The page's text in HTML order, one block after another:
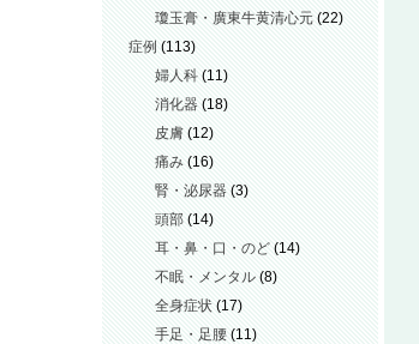
瓊玉膏・廣東牛黄清心元(22)
症例 (113)
婦人科(11)
消化器(18)
皮膚(12)
痛み(16)
腎・泌尿器(3)
頭部(14)
耳・鼻・口・のど(14)
不眠・メンタル(8)
全身症状(17)
手足・足腰(11)